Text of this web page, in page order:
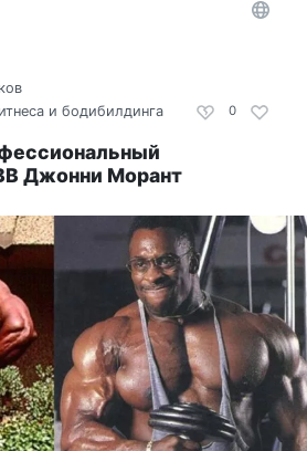
0
и бодибилдинга
Джонни Морант